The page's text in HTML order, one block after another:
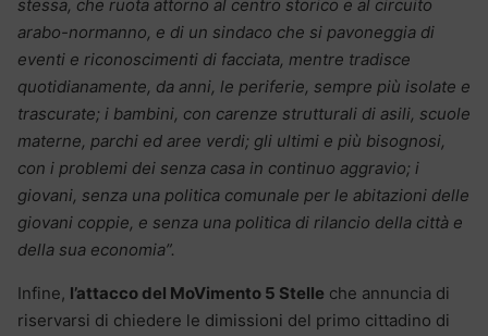
stessa, che ruota attorno al centro storico e al circuito
arabo-normanno, e di un sindaco che si pavoneggia di
eventi e riconoscimenti di facciata, mentre tradisce
quotidianamente, da anni, le periferie, sempre più isolate e
trascurate; i bambini, con carenze strutturali di asili, scuole
materne, parchi ed aree verdi; gli ultimi e più bisognosi,
con i problemi dei senza casa in continuo aggravio; i
giovani, senza una politica comunale per le abitazioni delle
giovani coppie, e senza una politica di rilancio della città e
della sua economia”.
Infine, l’attacco del MoVimento 5 Stelle che annuncia di
riservarsi di chiedere le dimissioni del primo cittadino di